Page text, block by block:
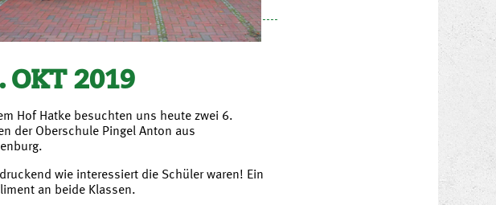
OKT 2019
Hof Hatke besuchten uns heute zwei 6.
der Oberschule Pingel Anton aus
wie interessiert die Schüler waren! Ein
an beide Klassen.